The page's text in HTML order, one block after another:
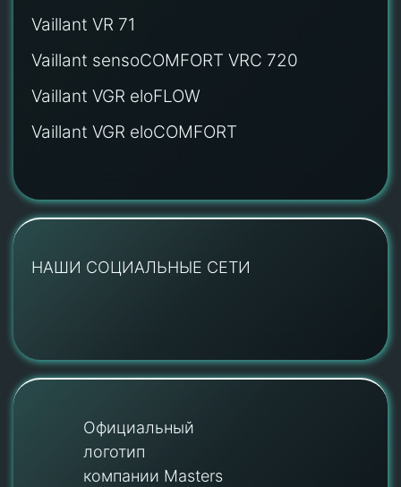
Vaillant VR 71
Vaillant sensoCOMFORT VRC 720
Vaillant VGR eloFLOW
Vaillant VGR eloCOMFORT
НАШИ СОЦИАЛЬНЫЕ СЕТИ
Официальный
логотип
компании Masters